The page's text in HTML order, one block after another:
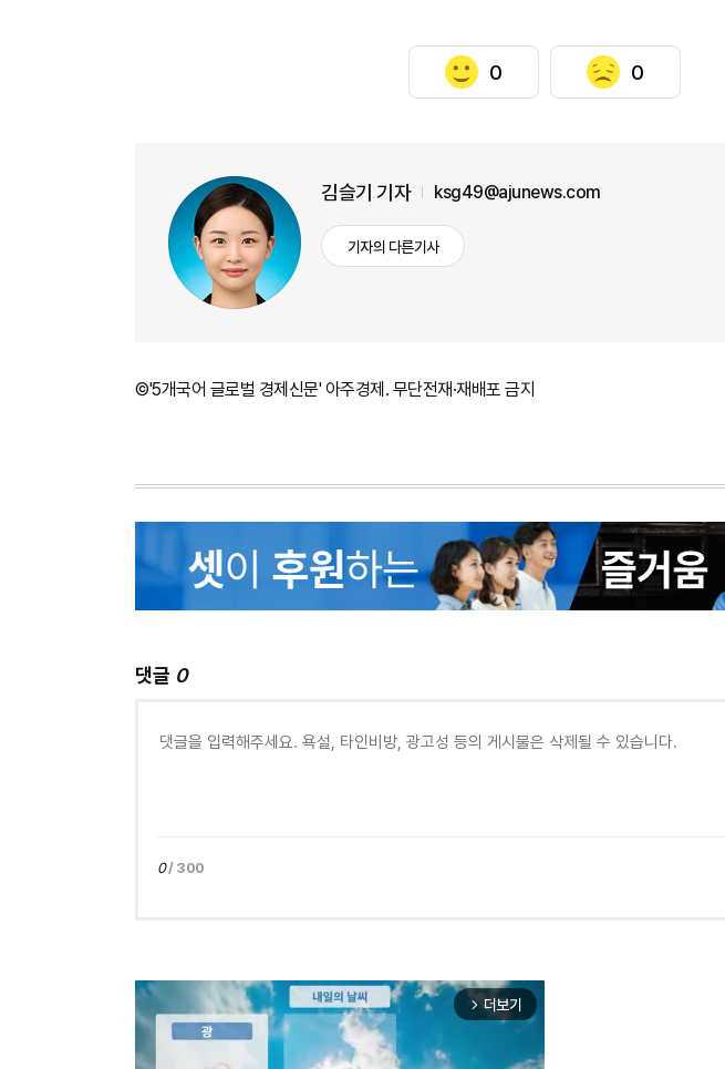
0 0
김슬기 기자 ksg49@ajunews.com
기자의 다른기사
©'5개국어 글로벌 경제신문' 아주경제. 무단전재·재배포 금지
댓글 0
0/ 300
arrow_forward_ios 더보기